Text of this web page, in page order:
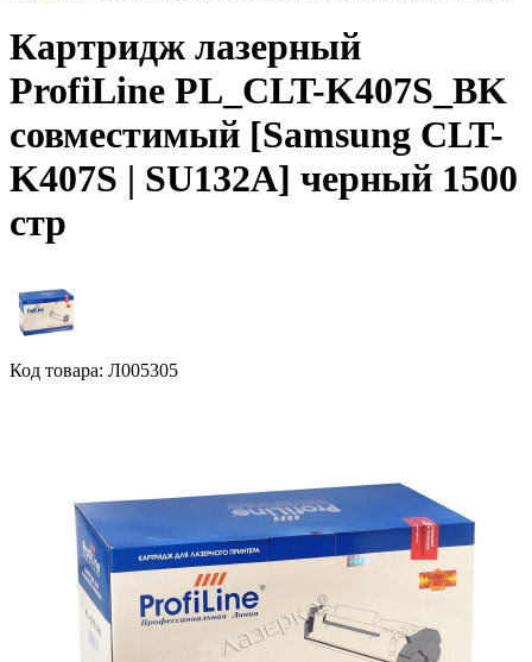
Картридж лазерный
ProfiLine PL_CLT-K407S_BK
совместимый [Samsung CLT-
K407S | SU132A] черный 1500
стр
Код товара: Л005305